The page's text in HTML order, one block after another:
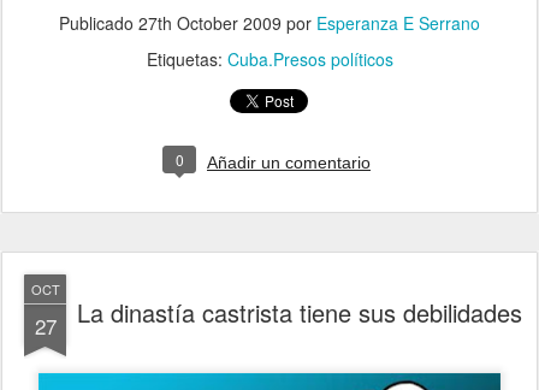
Publicado 27th October 2009 por Esperanza E Serrano
Etiquetas: Cuba.Presos políticos
0 Añadir un comentario
OCT
27 La dinastía castrista tiene sus debilidades